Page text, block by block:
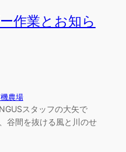
作業とお知ら
農場
スタッフの大矢で
谷間を抜ける風と川のせ